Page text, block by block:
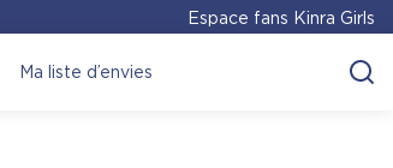
Espace fans Kinra Girls
Ma liste d’envies